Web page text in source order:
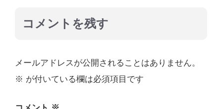
k
コメントを残す
メールアドレスが公開されることはありません。
※ が付いている欄は必須項目です